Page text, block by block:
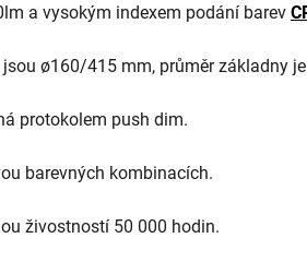
a vysokým indexem podání barev
ø160/415 mm, průměr základny
protokolem push dim.
barevných kombinacích.
živostností 50 000 hodin.